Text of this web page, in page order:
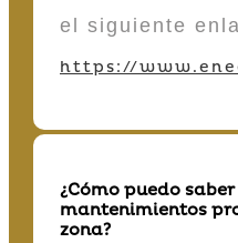
el siguiente
https://
¿Cómo puedo
mantenimientos
zona?